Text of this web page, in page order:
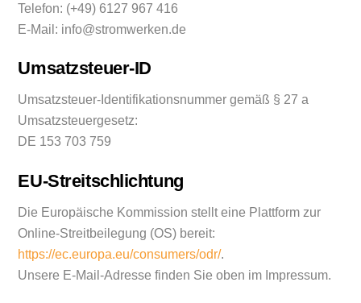
Telefon: (+49) 6127 967 416
E-Mail: info@stromwerken.de
Umsatzsteuer-ID
Umsatzsteuer-Identifikationsnummer gemäß § 27 a
Umsatzsteuergesetz:
DE 153 703 759
EU-Streitschlichtung
Die Europäische Kommission stellt eine Plattform zur
Online-Streitbeilegung (OS) bereit:
https://ec.europa.eu/consumers/odr/.
Unsere E-Mail-Adresse finden Sie oben im Impressum.